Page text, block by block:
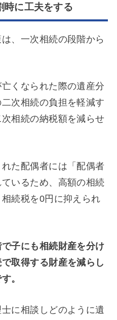
時に工夫をする
、一次相続の段階から
くなられた際の遺産分
次相続の負担を軽減す
相続の納税額を減らせ
た配偶者には「配偶者
いるため、高額の相続
続税を0円に抑えられ
子にも相続財産を分け
取得する財産を減らし
。
に相談しどのように遺